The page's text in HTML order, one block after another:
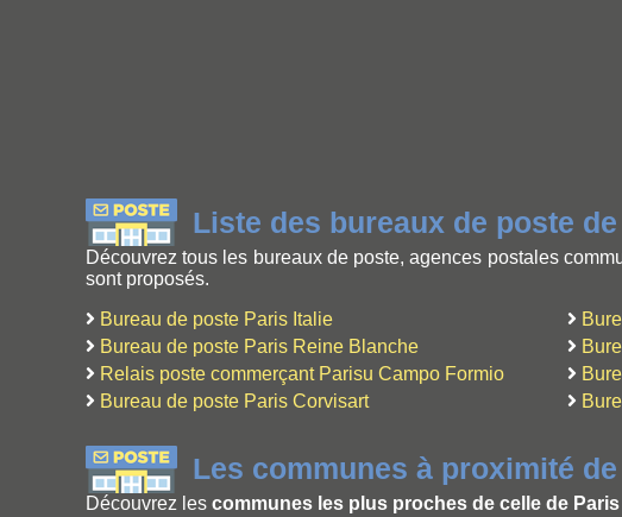
Liste des bureaux de poste
Découvrez tous les bureaux de poste, agences postales
sont proposés.
Bureau de poste Paris Italie
Bureau de poste Paris Reine Blanche
Relais poste commerçant Parisu Campo Formio
Bureau de poste Paris Corvisart
Les communes à proximité
Découvrez les communes les plus proches de celle de Paris